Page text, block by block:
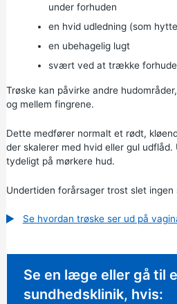
under forhuden
en hvid udledning (som
en ubehagelig lugt
svært ved at trække
Trøske kan påvirke andre
og mellem fingrene.
Dette medfører normalt et rødt,
der skalerer med hvid eller gul
tydeligt på mørkere hud.
Undertiden forårsager trost slet ingen
Se hvordan trøske ser ud på
Ikke-presserende råd:
Se en læge eller gå til
sundhedsklinik, hvis: